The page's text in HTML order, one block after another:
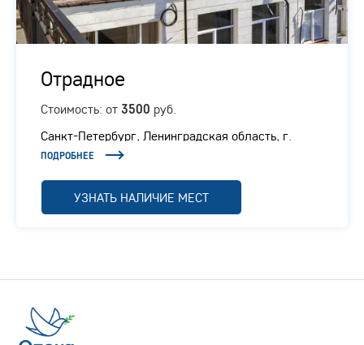
Отрадное
Стоимость: от 3500 руб.
Санкт-Петербург, Ленинградская область, г.
Отрадное, Ленинградское шоссе, 1/1
ПОДРОБНЕЕ
УЗНАТЬ НАЛИЧИЕ МЕСТ